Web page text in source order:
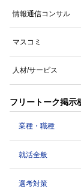
情報通信コンサル
マスコミ
人材/サービス
フリートーク掲示
業種・職種
就活全般
選考対策